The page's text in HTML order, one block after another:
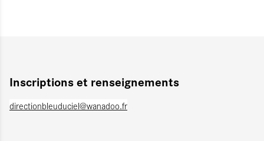
Inscriptions et renseignements
directionbleuduciel@wanadoo.fr